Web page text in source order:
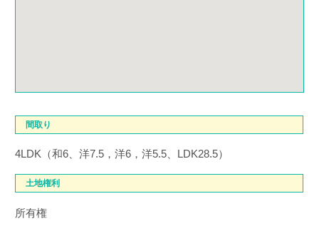
間取り
4LDK（和6、洋7.5，洋6，洋5.5、LDK28.5）
土地権利
所有権